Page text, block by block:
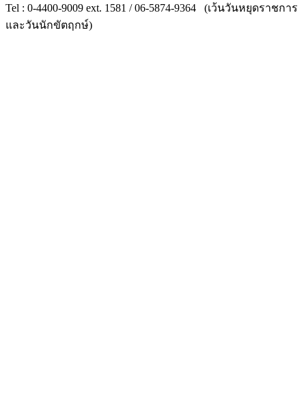
Tel : 0-4400-9009 ext. 1581 / 06-5874-9364 (เว้นวันหยุดราชการ
และวันนักขัตฤกษ์)